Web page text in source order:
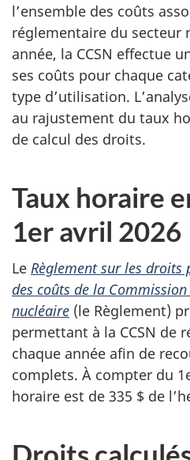
l’ensemble des coûts
réglementaire du secteur
année, la CCSN effectue
ses coûts pour chaque
type d’utilisation.
au rajustement du taux
de calcul des droits.
Taux horaire
1er avril 2026
Le Règlement sur les droits
des coûts de la
nucléaire (le Règlement)
permettant à la CCSN de
chaque année afin de
complets. À compter du
horaire est de 335 $ de
Droits